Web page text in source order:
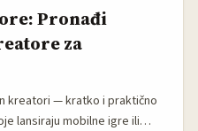
Pronađi
za
kreatori — kratko i praktično
lansiraju mobilne igre ili